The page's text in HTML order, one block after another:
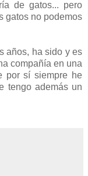
de gatos... pero
gatos no podemos
años, ha sido y es
compañía en una
por sí siempre he
tengo además un